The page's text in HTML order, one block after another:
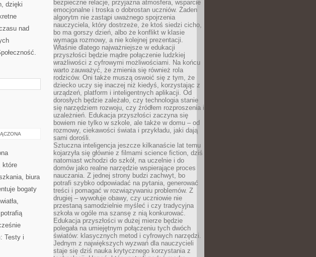
dzięki
nad
które
biura
bogaty
Testy i
bezpieczne relacje, przyjazna atmosfera, wsparcie
emocjonalne i troska o dobrostan uczniów. Żaden
algorytm nie zastąpi uważnego spojrzenia
nauczyciela, który dostrzeże, że ktoś siedzi cicho,
bo ma gorszy dzień, albo że konflikt w klasie
wymaga rozmowy, a nie kolejnej prezentacji.
Właśnie dlatego najważniejsze w edukacji
przyszłości będzie mądre połączenie ludzkiej
wrażliwości z cyfrowymi możliwościami. Na końcu
warto zauważyć, że zmienia się również rola
rodziców. Oni także muszą oswoić się z tym, że
dziecko uczy się inaczej niż kiedyś, korzystając z
urządzeń, platform i inteligentnych aplikacji. Od
dorosłych będzie zależało, czy technologia stanie
się narzędziem rozwoju, czy źródłem rozproszenia i
uzależnień. Edukacja przyszłości zaczyna się
bowiem nie tylko w szkole, ale także w domu – od
rozmowy, ciekawości świata i przykładu, jaki dają
sami dorośli.
Sztuczna inteligencja jeszcze kilkanaście lat temu
kojarzyła się głównie z filmami science fiction, dziś
natomiast wchodzi do szkół, na uczelnie i do
domów jako realne narzędzie wspierające proces
nauczania. Z jednej strony budzi zachwyt, bo
potrafi szybko odpowiadać na pytania, generować
treści i pomagać w rozwiązywaniu problemów. Z
drugiej – wywołuje obawy, czy uczniowie nie
przestaną samodzielnie myśleć i czy tradycyjna
szkoła w ogóle ma szansę z nią konkurować.
Edukacja przyszłości w dużej mierze będzie
polegała na umiejętnym połączeniu tych dwóch
światów: klasycznych metod i cyfrowych narzędzi.
Jednym z największych wyzwań dla nauczycieli
staje się dziś nauka krytycznego korzystania z